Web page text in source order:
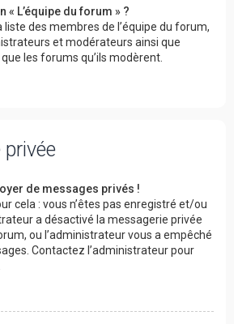
« L’équipe du forum » ?
liste des membres de l’équipe du forum,
et modérateurs ainsi que
les forums qu’ils modèrent.
de messages privés !
cela : vous n’êtes pas enregistré et/ou
a désactivé la messagerie privée
ou l’administrateur vous a empêché
Contactez l’administrateur pour